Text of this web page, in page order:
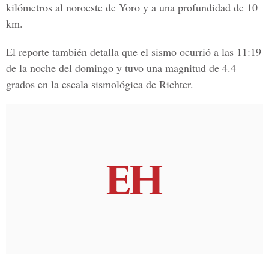
kilómetros al noroeste de Yoro y a una profundidad de 10
km.
El reporte también detalla que el sismo ocurrió a las 11:19
de la noche del domingo y tuvo una magnitud de 4.4
grados en la escala sismológica de Richter.